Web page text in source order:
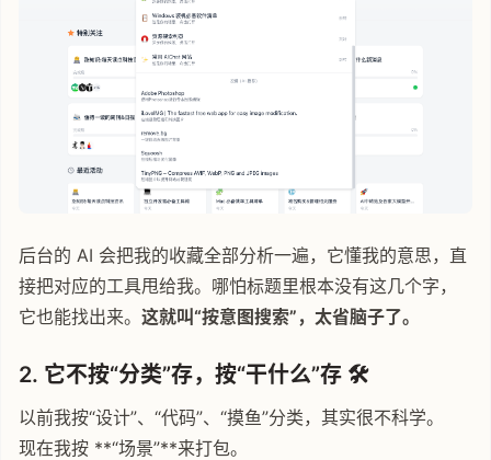
后台的 AI 会把我的收藏全部分析一遍，它懂我的意思，直
接把对应的工具甩给我。哪怕标题里根本没有这几个字，
它也能找出来。 这就叫“按意图搜索”，太省脑子了。
2. 它不按“分类”存，按“干什么”存 🛠️
以前我按“设计”、“代码”、“摸鱼”分类，其实很不科学。
现在我按 **“场景”**来打包。